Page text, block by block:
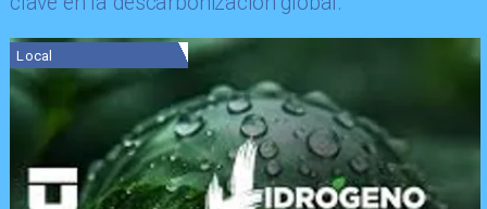
Local